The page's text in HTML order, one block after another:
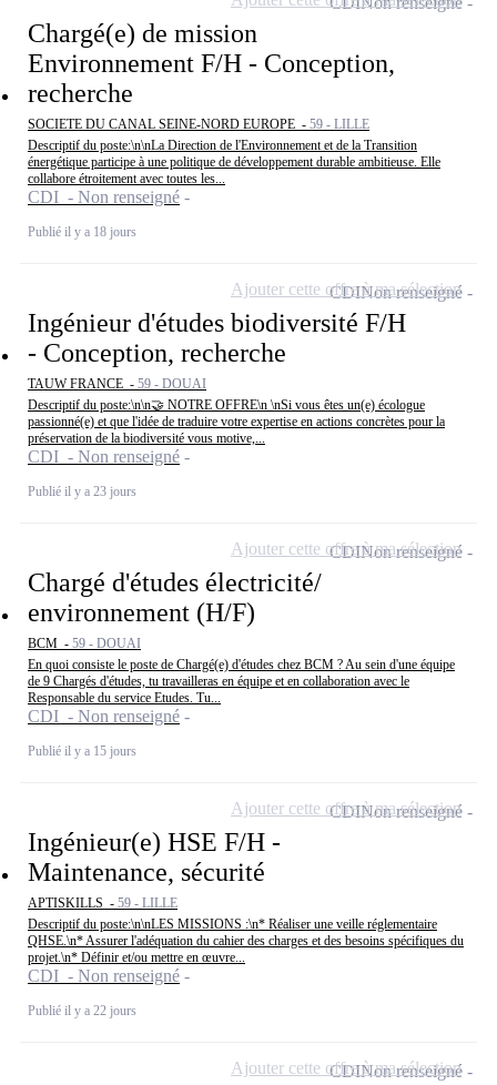
Chargé(e) de mission
Environnement F/H - Conception,
recherche
SOCIETE DU CANAL SEINE-NORD EUROPE - 59 - LILLE
Descriptif du poste:\n\nLa Direction de l'Environnement et de la Transition
énergétique participe à une politique de développement durable ambitieuse. Elle
collabore étroitement avec toutes les...
CDI - Non renseigné
Publié il y a 18 jours
Ingénieur d'études biodiversité F/H
- Conception, recherche
TAUW FRANCE - 59 - DOUAI
Descriptif du poste:\n\n🤝 NOTRE OFFRE\n \nSi vous êtes un(e) écologue
passionné(e) et que l'idée de traduire votre expertise en actions concrètes pour la
préservation de la biodiversité vous motive,...
CDI - Non renseigné
Publié il y a 23 jours
CDINon renseigné
Ajouter cette offre à ma sélection
Chargé d'études électricité/
environnement (H/F)
BCM - 59 - DOUAI
En quoi consiste le poste de Chargé(e) d'études chez BCM ? Au sein d'une équipe
de 9 Chargés d'études, tu travailleras en équipe et en collaboration avec le
Responsable du service Etudes. Tu...
CDI - Non renseigné
Publié il y a 15 jours
CDINon renseigné
Ajouter cette offre à ma sélection
Ingénieur(e) HSE F/H -
Maintenance, sécurité
APTISKILLS - 59 - LILLE
Descriptif du poste:\n\nLES MISSIONS :\n* Réaliser une veille réglementaire
QHSE.\n* Assurer l'adéquation du cahier des charges et des besoins spécifiques du
projet.\n* Définir et/ou mettre en œuvre...
CDI - Non renseigné
Publié il y a 22 jours
CDINon renseigné
Ajouter cette offre à ma sélection
CDINon renseigné
Ajouter cette offre à ma sélection